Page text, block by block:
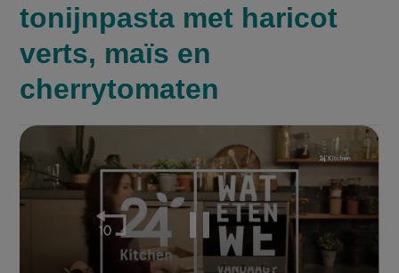
tonijnpasta met haricot
verts, maïs en
cherrytomaten